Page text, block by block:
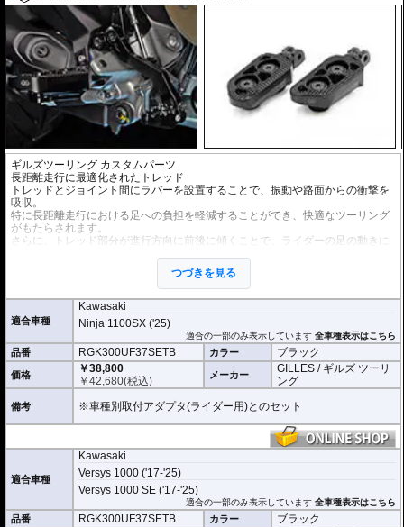
ギルズツーリング カスタムパーツ
長距離走行に最適化されたトレッド
トレッドとジョイント間にラバーを設置することで、振動や路面からの衝撃を
吸収。
特に長距離走行における足への負担を軽減することができ、快適なツーリング
がもたらされます。
さらに、トレッド部分が進行方向に前後に傾くことで、ライダーの足の動きに
フットペグを面で捉えることができ、確実なグリップが可能。ツーリングの安
つづきを見る
適合車種
Kawasaki
Ninja 1100SX ('25)
適合の一部のみ表示しています全車種表示はこちら
品番 RGK300UF37SETB カラー ブラック
価格
￥38,800
￥42,680(税込) メーカー
GILLES / ギルズ ツーリ
ング
備考 ※車種別取付アダプタ(ライダー用)とのセット
適合車種
Kawasaki
Versys 1000 ('17-'25)
Versys 1000 SE ('17-'25)
適合の一部のみ表示しています全車種表示はこちら
品番 RGK300UF37SETB カラー ブラック